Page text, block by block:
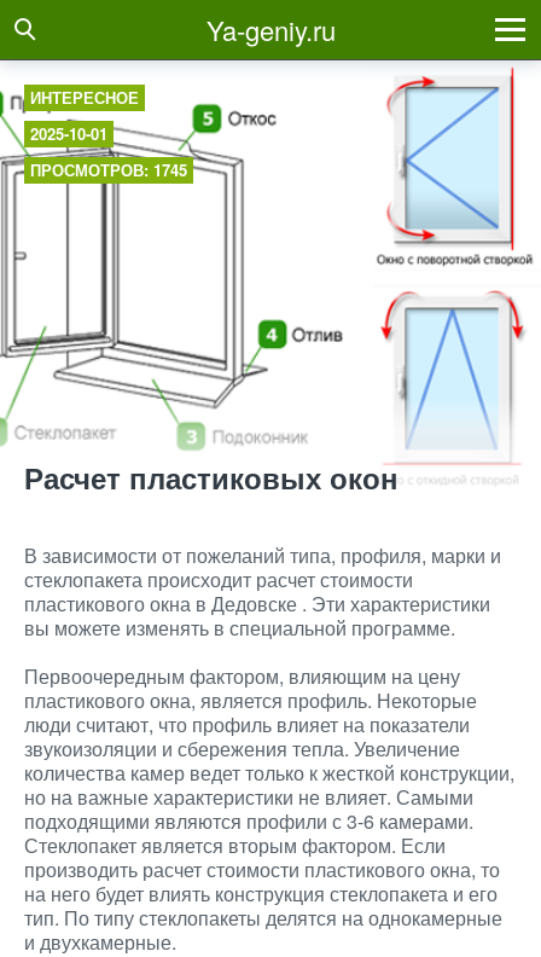
Ya-geniy.ru
ИНТЕРЕСНОЕ
2025-10-01
ПРОСМОТРОВ: 1745
Расчет пластиковых окон
В зависимости от пожеланий типа, профиля, марки и
стеклопакета происходит расчет стоимости
пластикового окна в Дедовске . Эти характеристики
вы можете изменять в специальной программе.
Первоочередным фактором, влияющим на цену
пластикового окна, является профиль. Некоторые
люди считают, что профиль влияет на показатели
звукоизоляции и сбережения тепла. Увеличение
количества камер ведет только к жесткой конструкции,
но на важные характеристики не влияет. Самыми
подходящими являются профили с 3-6 камерами.
Стеклопакет является вторым фактором. Если
производить расчет стоимости пластикового окна, то
на него будет влиять конструкция стеклопакета и его
тип. По типу стеклопакеты делятся на однокамерные
и двухкамерные.